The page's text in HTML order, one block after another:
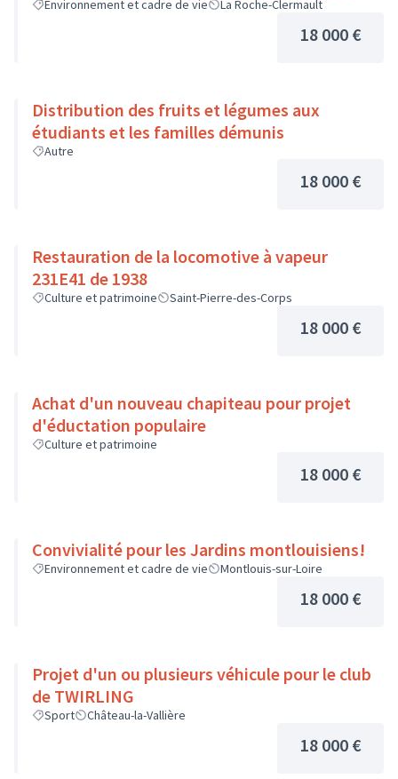
Environnement et cadre de vie La Roche-Clermault
18 000 €
Distribution des fruits et légumes aux
étudiants et les familles démunis
Autre
18 000 €
Restauration de la locomotive à vapeur
231E41 de 1938
Culture et patrimoine Saint-Pierre-des-Corps
18 000 €
Achat d'un nouveau chapiteau pour projet
d'éductation populaire
Culture et patrimoine
18 000 €
Convivialité pour les Jardins montlouisiens!
Environnement et cadre de vie Montlouis-sur-Loire
18 000 €
Projet d'un ou plusieurs véhicule pour le club
de TWIRLING
Sport Château-la-Vallière
18 000 €